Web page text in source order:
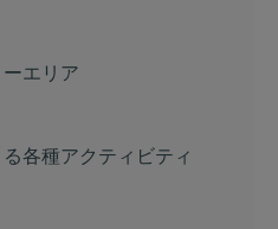
エリア
各種アクティビティ